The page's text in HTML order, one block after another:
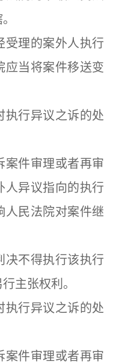
理的案外人执行
应当将案件移送变
行异议之诉的处
件审理或者再审
人异议指向的执行
人民法院对案件继
不得执行该执行
主张权利。
行异议之诉的处
件审理或者再审